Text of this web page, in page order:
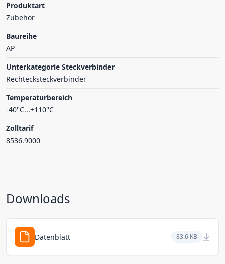
Produktart
Zubehör
Baureihe
AP
Unterkategorie Steckverbinder
Rechtecksteckverbinder
Temperaturbereich
-40°C...+110°C
Zolltarif
8536.9000
Downloads
Datenblatt 83.6 KB